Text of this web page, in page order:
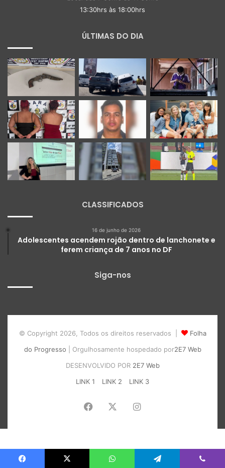
13:30hrs às 18:00hrs
ÚLTIMAS DO DIA
CLASSIFICADOS
16 de junho de 2026
Adolescentes acendem rojão dentro de lanchonete e
ferem criança de 7 anos no DF
Siga-nos
© Copyright 2026, Todos os direitos reservados |
Folha
do Progresso | Orgulhosamente hospedado por2E7 Web
DESENVOLVIDO POR 2E7 Web
LINK 1
LINK 2 LINK 3
Facebook Instagram